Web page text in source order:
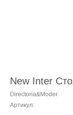
New Inter
Directoria&Moder
Артикул: